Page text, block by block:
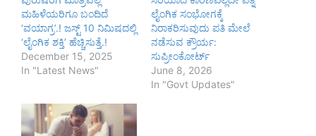
ಮಹಿಳೆಯರಿಗೂ ಬಂದಿದೆ
‘ವಯಾಗ್ರ’.! ಜಸ್ಟ್ 10 ನಿಮಿಷದಲ್ಲಿ
‘ಲೈಂಗಿಕ ಶಕ್ತಿ’ ಹೆಚ್ಚಿಸುತ್ತೆ.!
December 15, 2025
In "Latest News"
ಲೈಂಗಿಕ ಸಂಭೋಗಕ್ಕೆ
ನಿರಾಕರಿಸುವುದು ಪತಿ ಮೇಲೆ
ನಡೆಸುವ ಕ್ರೌರ್ಯ:
ಸುಪ್ರೀಂಕೋರ್ಟ್
June 8, 2026
In "Govt Updates"